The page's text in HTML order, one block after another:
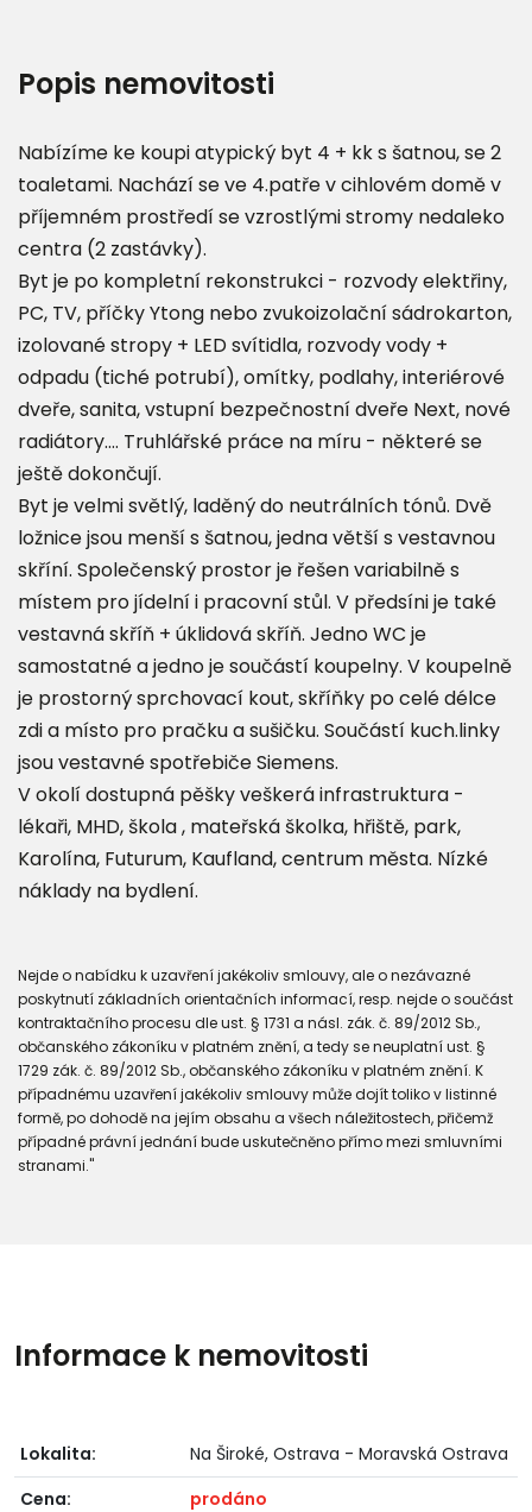
Popis nemovitosti
Nabízíme ke koupi atypický byt 4 + kk s šatnou, se 2
toaletami. Nachází se ve 4.patře v cihlovém domě v
příjemném prostředí se vzrostlými stromy nedaleko
centra (2 zastávky).
Byt je po kompletní rekonstrukci - rozvody elektřiny,
PC, TV, příčky Ytong nebo zvukoizolační sádrokarton,
izolované stropy + LED svítidla, rozvody vody +
odpadu (tiché potrubí), omítky, podlahy, interiérové
dveře, sanita, vstupní bezpečnostní dveře Next, nové
radiátory.... Truhlářské práce na míru - některé se
ještě dokončují.
Byt je velmi světlý, laděný do neutrálních tónů. Dvě
ložnice jsou menší s šatnou, jedna větší s vestavnou
skříní. Společenský prostor je řešen variabilně s
místem pro jídelní i pracovní stůl. V předsíni je také
vestavná skříň + úklidová skříň. Jedno WC je
samostatné a jedno je součástí koupelny. V koupelně
je prostorný sprchovací kout, skříňky po celé délce
zdi a místo pro pračku a sušičku. Součástí kuch.linky
jsou vestavné spotřebiče Siemens.
V okolí dostupná pěšky veškerá infrastruktura -
lékaři, MHD, škola , mateřská školka, hřiště, park,
Karolína, Futurum, Kaufland, centrum města. Nízké
náklady na bydlení.
Nejde o nabídku k uzavření jakékoliv smlouvy, ale o nezávazné
poskytnutí základních orientačních informací, resp. nejde o součást
kontraktačního procesu dle ust. § 1731 a násl. zák. č. 89/2012 Sb.,
občanského zákoníku v platném znění, a tedy se neuplatní ust. §
1729 zák. č. 89/2012 Sb., občanského zákoníku v platném znění. K
případnému uzavření jakékoliv smlouvy může dojít toliko v listinné
formě, po dohodě na jejím obsahu a všech náležitostech, přičemž
případné právní jednání bude uskutečněno přímo mezi smluvními
stranami."
Informace k nemovitosti
Lokalita:
Na Široké, Ostrava - Moravská Ostrava
Cena:
prodáno